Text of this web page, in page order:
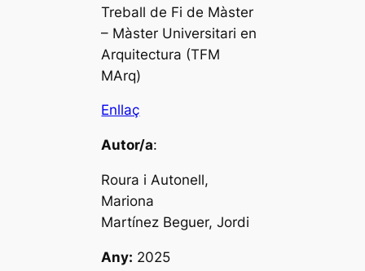
Treball de Fi de Màster
– Màster Universitari en
Arquitectura (TFM
MArq)
Enllaç
Autor/a:
Roura i Autonell,
Mariona
Martínez Beguer, Jordi
Any: 2025